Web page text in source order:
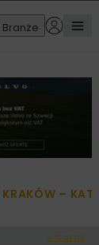
Branże
–
< Cofnij